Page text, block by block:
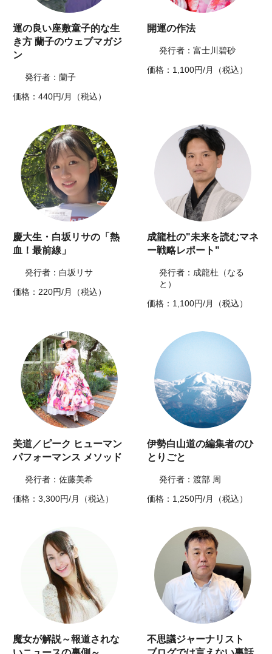
運の良い座敷童子的な生
き方 蘭子のウェブマガジ
ン
発行者：蘭子
価格：440円/月（税込）
開運の作法
発行者：富士川碧砂
価格：1,100円/月（税込）
慶大生・白坂リサの「熱
血！最前線」
発行者：白坂リサ
価格：220円/月（税込）
成龍杜の"未来を読むマネ
ー戦略レポート"
発行者：成龍杜（なる
と）
価格：1,100円/月（税込）
美道／ピーク ヒューマン
パフォーマンス メソッド
発行者：佐藤美希
価格：3,300円/月（税込）
伊勢白山道の編集者のひ
とりごと
発行者：渡部 周
価格：1,250円/月（税込）
魔女が解説～報道されな
不思議ジャーナリスト